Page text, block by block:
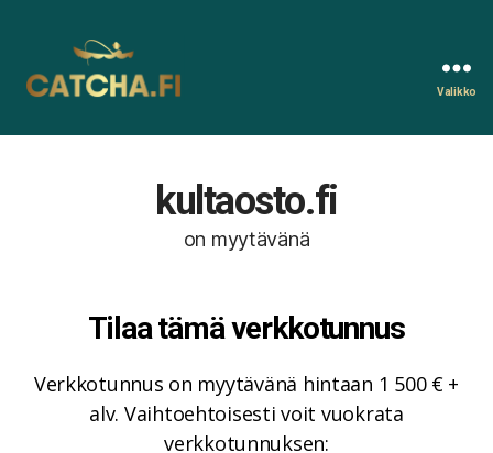
Valikko
kultaosto.fi
on myytävänä
Tilaa tämä verkkotunnus
Verkkotunnus on myytävänä hintaan 1 500 € +
alv. Vaihtoehtoisesti voit vuokrata
verkkotunnuksen: